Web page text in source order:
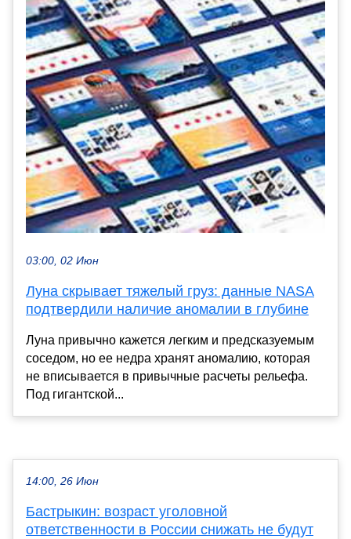
03:00, 02 Июн
Луна скрывает тяжелый груз: данные NASA
подтвердили наличие аномалии в глубине
Луна привычно кажется легким и предсказуемым
соседом, но ее недра хранят аномалию, которая
не вписывается в привычные расчеты рельефа.
Под гигантской...
14:00, 26 Июн
Бастрыкин: возраст уголовной
ответственности в России снижать не будут